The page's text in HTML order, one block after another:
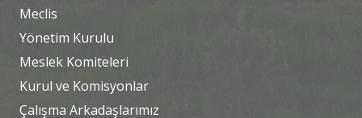
Meclis
Yönetim Kurulu
Meslek Komiteleri
Kurul ve Komisyonlar
Çalışma Arkadaşlarımız